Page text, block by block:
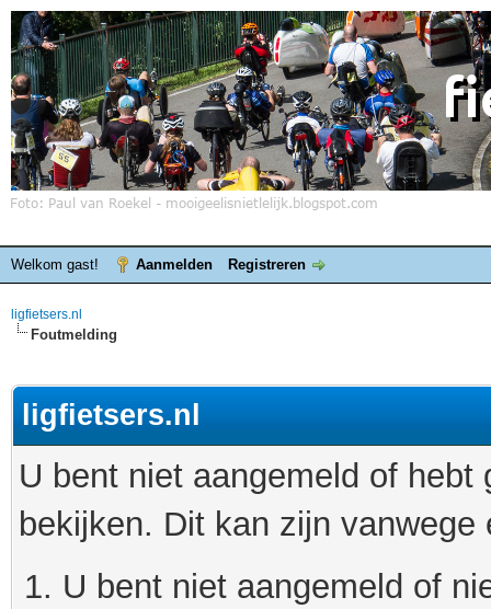
Welkom gast! Aanmelden Registreren
ligfietsers.nl
Foutmelding
ligfietsers.nl
U bent niet aangemeld of
bekijken. Dit kan zijn
U bent niet aangemeld of